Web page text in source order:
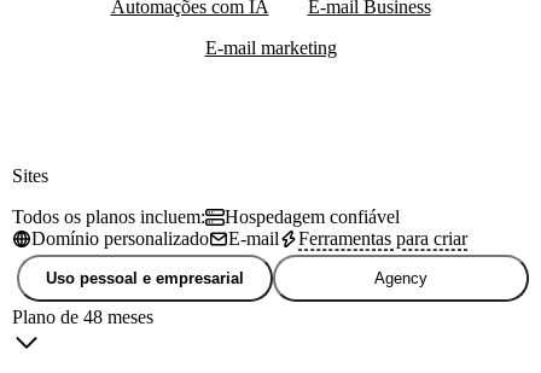
Automações com IA
E-mail Business
E-mail marketing
Sites
Todos os planos incluem:
Hospedagem confiável
Domínio personalizado
E-mail Ferramentas para criar
Uso pessoal e empresarial Agency
Plano de 48 meses